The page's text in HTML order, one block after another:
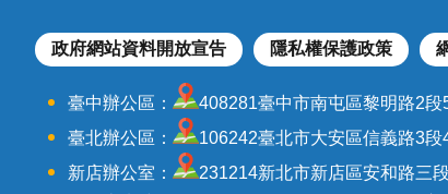
政府網站資料開放宣告 隱私權保護政策
臺中辦公區：
408281臺中市南屯區黎明路2
臺北辦公區：
106242臺北市大安區信義路3
新店辦公室：
231214新北市新店區安和路三